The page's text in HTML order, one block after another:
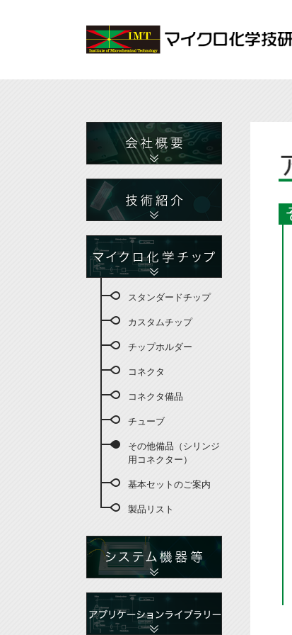
スタンダードチップ
カスタムチップ
チップホルダー
コネクタ
コネクタ備品
チューブ
その他備品（シリンジ
用コネクター）
基本セットのご案内
製品リスト